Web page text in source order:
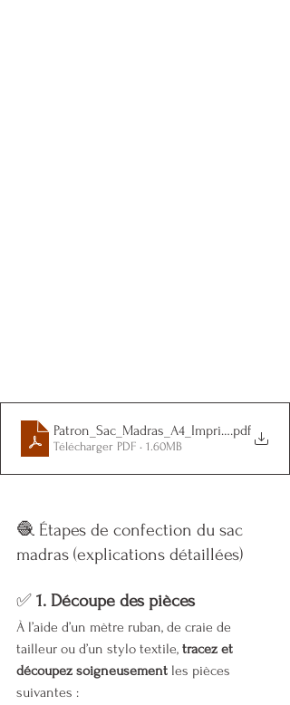
Patron_Sac_Madras_A4_Imprimable
.pdf
Télécharger PDF • 1.60MB
🧶 Étapes de confection du sac
madras (explications détaillées)
✅ 1. Découpe des pièces
À l’aide d’un mètre ruban, de craie de
tailleur ou d’un stylo textile, tracez et
découpez soigneusement les pièces
suivantes :